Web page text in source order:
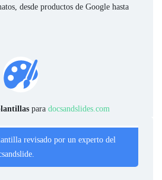
desde productos de Google hasta
para docsandslides.com
revisado por un experto del